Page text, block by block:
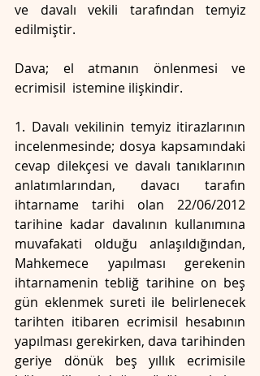
ve davalı vekili tarafından temyiz
edilmiştir.
Dava; el atmanın önlenmesi ve
ecrimisil  istemine ilişkindir.
1. Davalı vekilinin temyiz itirazlarının
incelenmesinde; dosya kapsamındaki
cevap dilekçesi ve davalı tanıklarının
anlatımlarından, davacı tarafın
ihtarname tarihi olan 22/06/2012
tarihine kadar davalının kullanımına
muvafakati olduğu anlaşıldığından,
Mahkemece yapılması gerekenin
ihtarnamenin tebliğ tarihine on beş
gün eklenmek sureti ile belirlenecek
tarihten itibaren ecrimisil hesabının
yapılması gerekirken, dava tarihinden
geriye dönük beş yıllık ecrimisile